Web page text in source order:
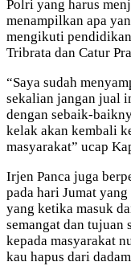
Polri yang harus
menampilkan apa
mengikuti
Tribrata dan Catur
“Saya sudah
sekalian jangan jual
dengan sebaik-
kelak akan kembali
masyarakat” ucap
Irjen Panca juga
pada hari Jumat
yang ketika masuk
semangat dan tujuan
kepada masyarakat
kau hapus dari